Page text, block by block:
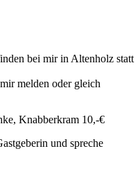
bei mir in Altenholz statt
melden oder gleich
Knabberkram 10,-€
und spreche